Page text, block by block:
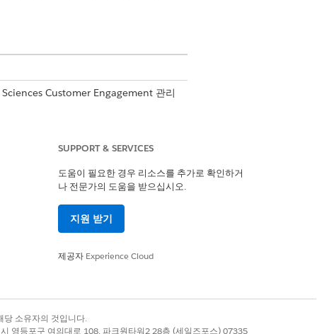
Customer Engagement 관리
.
SUPPORT & SERVICES
도움이 필요한 경우 리소스를 추가로 확인하거
나 전문가의 도움을 받으십시오.
지원 받기
제공자 Experience Cloud
소유자의 것입니다.
영등포구 여의대로 108, 파크원타워2 28층 (세일즈포스) 07335